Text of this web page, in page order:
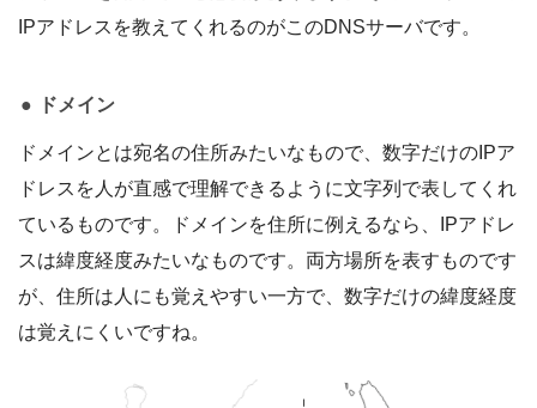
IPアドレスを教えてくれるのがこのDNSサーバです。
ドメイン
ドメインとは宛名の住所みたいなもので、数字だけのIPア
ドレスを人が直感で理解できるように文字列で表してくれ
ているものです。ドメインを住所に例えるなら、IPアドレ
スは緯度経度みたいなものです。両方場所を表すものです
が、住所は人にも覚えやすい一方で、数字だけの緯度経度
は覚えにくいですね。